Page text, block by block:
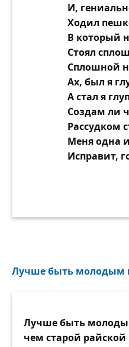
И,
Ходил
В который
Стоял
Сплошной
Ах, был я
А стал я
Создам ли
Рассудком
Меня одна
Исправит,
Лучше быть молодым
Лучше быть
чем старой